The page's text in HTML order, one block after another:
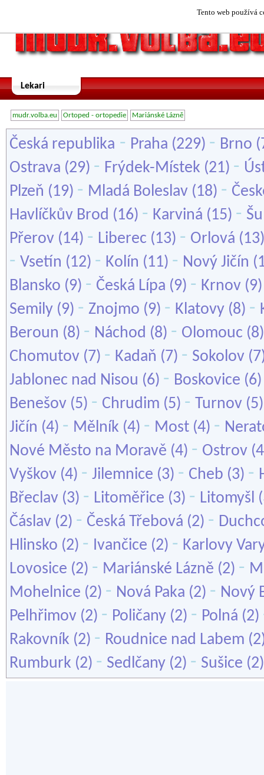
Tento web používá
Lekari
mudr.volba.eu Ortoped - ortopedie Mariánské Lázně
Česká republika - Praha (229) - Brno
Ostrava (29) - Frýdek-Místek (21) -
Plzeň (19) - Mladá Boleslav (18) -
Havlíčkův Brod (16) - Karviná (15) -
Přerov (14) - Liberec (13) - Orlová
- Vsetín (12) - Kolín (11) - Nový Jičín
Blansko (9) - Česká Lípa (9) - Krnov
Semily (9) - Znojmo (9) - Klatovy (8) -
Beroun (8) - Náchod (8) - Olomouc
Chomutov (7) - Kadaň (7) - Sokolov
Jablonec nad Nisou (6) - Boskovice
Benešov (5) - Chrudim (5) - Turnov
Jičín (4) - Mělník (4) - Most (4) -
Nové Město na Moravě (4) - Ostrov
Vyškov (4) - Jilemnice (3) - Cheb (3) -
Břeclav (3) - Litoměřice (3) - Litomyšl
Čáslav (2) - Česká Třebová (2) -
Hlinsko (2) - Ivančice (2) - Karlovy
Lovosice (2) - Mariánské Lázně (2) -
Mohelnice (2) - Nová Paka (2) - Nový
Pelhřimov (2) - Poličany (2) - Polná (2)
Rakovník (2) - Roudnice nad Labem
Rumburk (2) - Sedlčany (2) - Sušice